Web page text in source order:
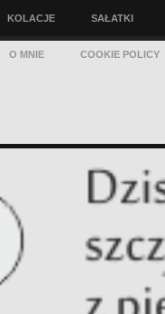
KOLACJE SAŁATKI
O MNIE COOKIE POLICY